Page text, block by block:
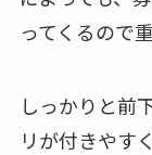
ってくるので
しっかりと前
リが付きやす